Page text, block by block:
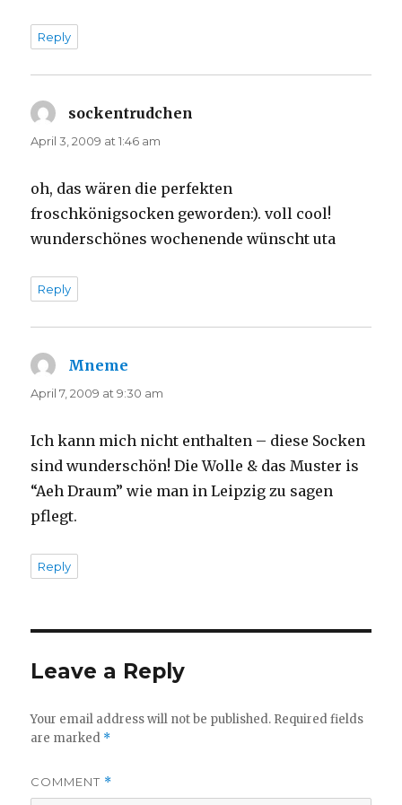
Reply
sockentrudchen
April 3, 2009 at 1:46 am
oh, das wären die perfekten
froschkönigsocken geworden:). voll cool!
wunderschönes wochenende wünscht uta
Reply
Mneme
April 7, 2009 at 9:30 am
Ich kann mich nicht enthalten – diese Socken
sind wunderschön! Die Wolle & das Muster is
“Aeh Draum” wie man in Leipzig zu sagen
pflegt.
Reply
Leave a Reply
Your email address will not be published. Required fields
are marked *
COMMENT *